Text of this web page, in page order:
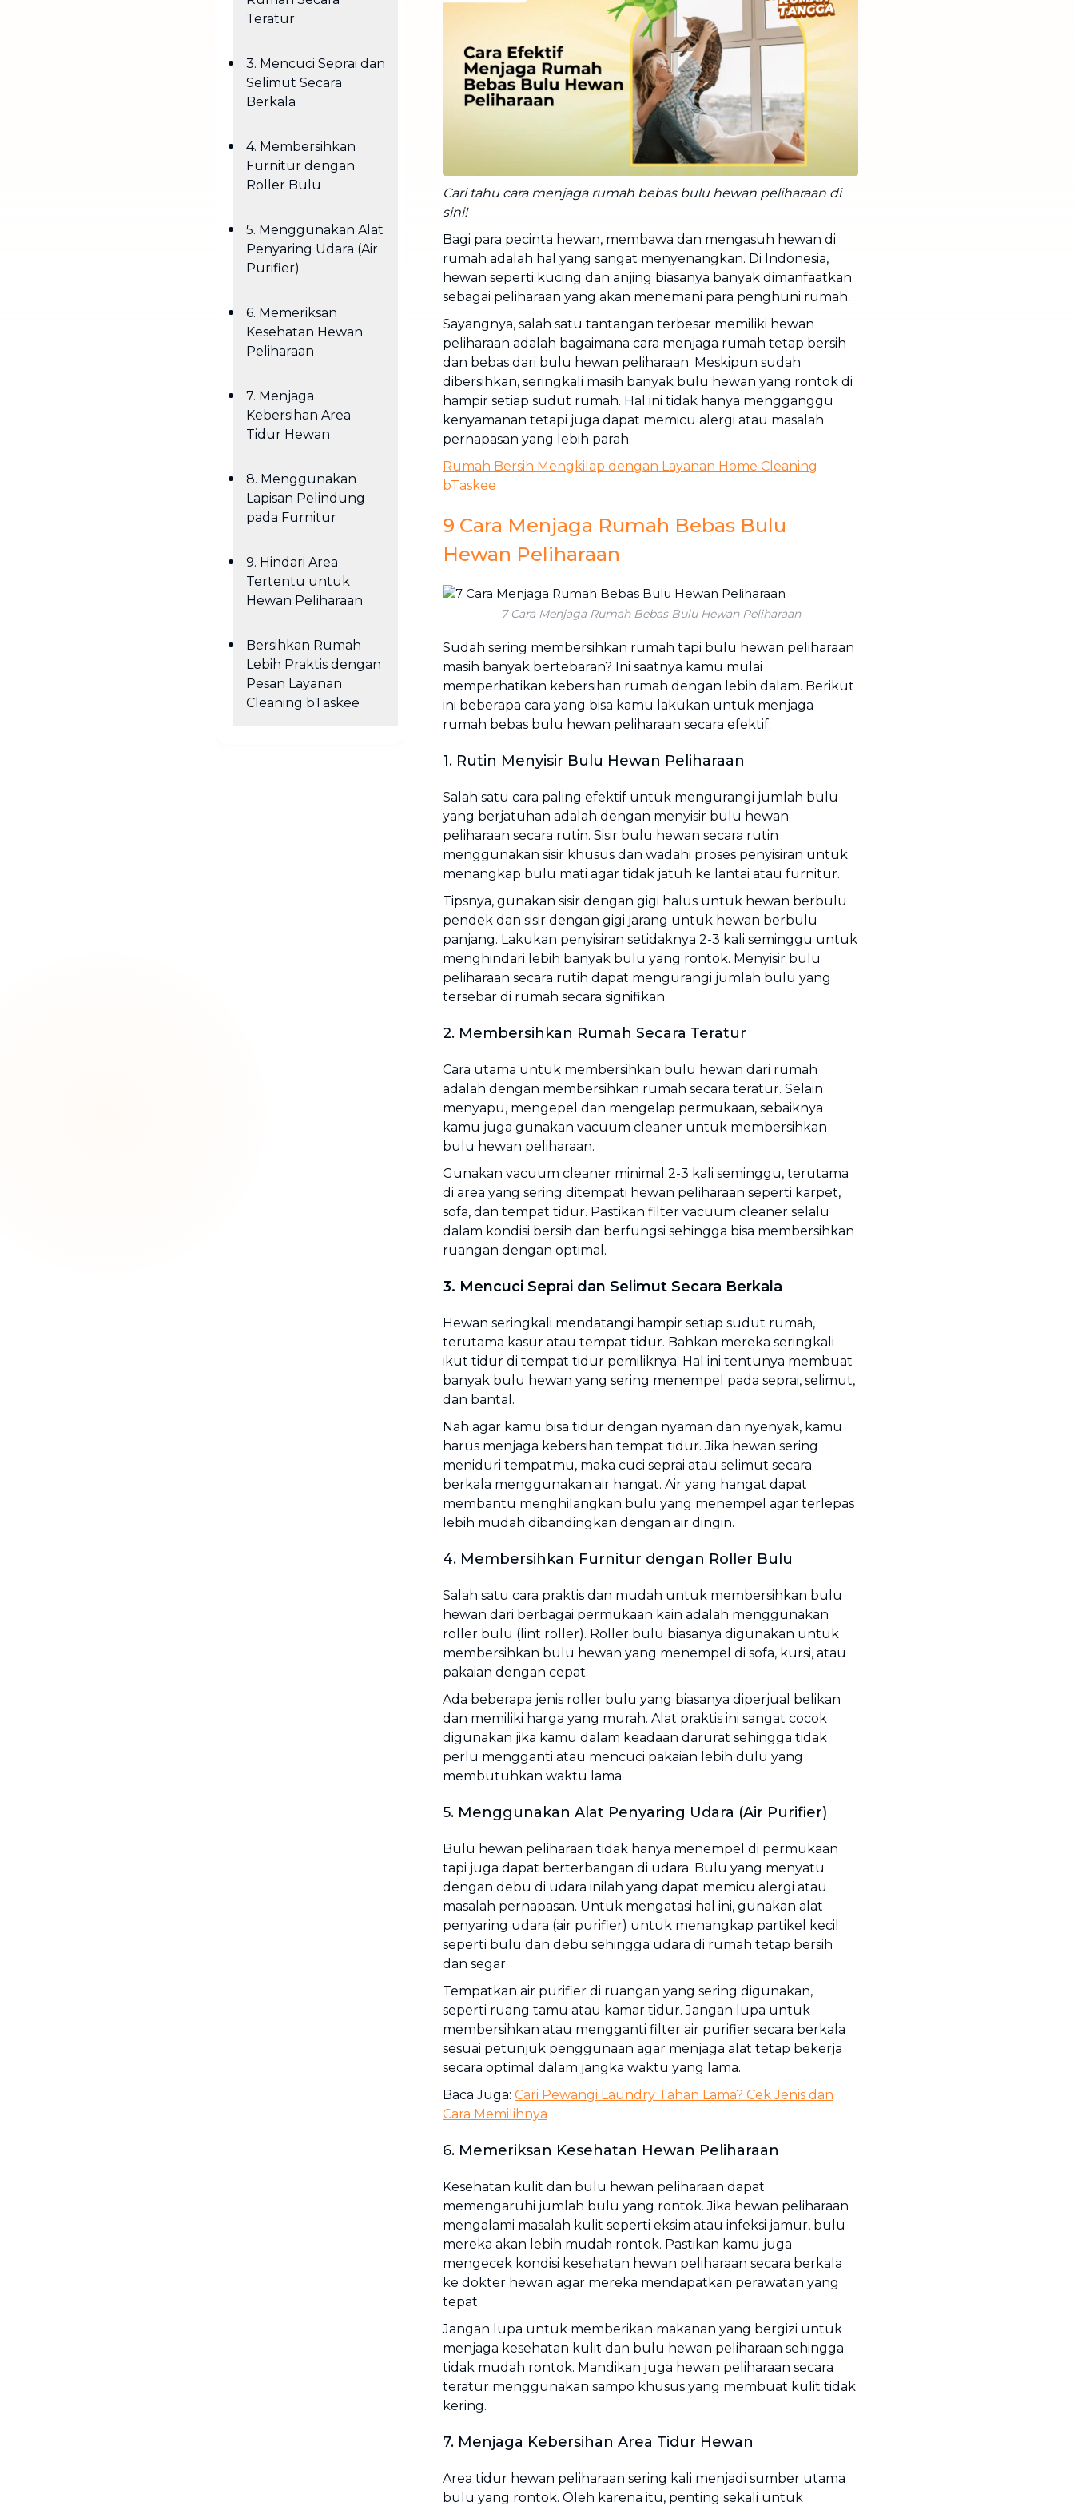
Cuci Sofa & Kasur
Layanan pembersihan sofa, kasur,
gorden, dan karpet profesional
Pindahan Rumah
Layanan pindahan dan relokasi
rumah secara menyeluruh
Teratur
3. Mencuci Seprai dan
Selimut Secara
Berkala
4. Membersihkan
Furnitur dengan
Roller Bulu
5. Menggunakan Alat
Penyaring Udara (Air
Purifier)
6. Memeriksan
Kesehatan Hewan
Peliharaan
7. Menjaga
Kebersihan Area
Tidur Hewan
8. Menggunakan
Lapisan Pelindung
pada Furnitur
9. Hindari Area
Tertentu untuk
Hewan Peliharaan
Bersihkan Rumah
Lebih Praktis dengan
Pesan Layanan
Cleaning bTaskee
Cari tahu cara menjaga rumah bebas bulu hewan peliharaan di
sini!
Bagi para pecinta hewan, membawa dan mengasuh hewan di
rumah adalah hal yang sangat menyenangkan. Di Indonesia,
hewan seperti kucing dan anjing biasanya banyak dimanfaatkan
sebagai peliharaan yang akan menemani para penghuni rumah.
Sayangnya, salah satu tantangan terbesar memiliki hewan
peliharaan adalah bagaimana cara menjaga rumah tetap bersih
dan bebas dari bulu hewan peliharaan. Meskipun sudah
dibersihkan, seringkali masih banyak bulu hewan yang rontok di
hampir setiap sudut rumah. Hal ini tidak hanya mengganggu
kenyamanan tetapi juga dapat memicu alergi atau masalah
pernapasan yang lebih parah.
Rumah Bersih Mengkilap dengan Layanan Home Cleaning
bTaskee
9 Cara Menjaga Rumah Bebas Bulu
Hewan Peliharaan
7 Cara Menjaga Rumah Bebas Bulu Hewan Peliharaan
Sudah sering membersihkan rumah tapi bulu hewan peliharaan
masih banyak bertebaran? Ini saatnya kamu mulai
memperhatikan kebersihan rumah dengan lebih dalam. Berikut
ini beberapa cara yang bisa kamu lakukan untuk menjaga
rumah bebas bulu hewan peliharaan secara efektif:
1. Rutin Menyisir Bulu Hewan Peliharaan
Salah satu cara paling efektif untuk mengurangi jumlah bulu
yang berjatuhan adalah dengan menyisir bulu hewan
peliharaan secara rutin. Sisir bulu hewan secara rutin
menggunakan sisir khusus dan wadahi proses penyisiran untuk
menangkap bulu mati agar tidak jatuh ke lantai atau furnitur.
Tipsnya, gunakan sisir dengan gigi halus untuk hewan berbulu
pendek dan sisir dengan gigi jarang untuk hewan berbulu
panjang. Lakukan penyisiran setidaknya 2-3 kali seminggu untuk
menghindari lebih banyak bulu yang rontok. Menyisir bulu
peliharaan secara rutih dapat mengurangi jumlah bulu yang
tersebar di rumah secara signifikan.
2. Membersihkan Rumah Secara Teratur
Cara utama untuk membersihkan bulu hewan dari rumah
adalah dengan membersihkan rumah secara teratur. Selain
menyapu, mengepel dan mengelap permukaan, sebaiknya
kamu juga gunakan vacuum cleaner untuk membersihkan
bulu hewan peliharaan.
Gunakan vacuum cleaner minimal 2-3 kali seminggu, terutama
di area yang sering ditempati hewan peliharaan seperti karpet,
sofa, dan tempat tidur. Pastikan filter vacuum cleaner selalu
dalam kondisi bersih dan berfungsi sehingga bisa membersihkan
ruangan dengan optimal.
3. Mencuci Seprai dan Selimut Secara Berkala
Hewan seringkali mendatangi hampir setiap sudut rumah,
terutama kasur atau tempat tidur. Bahkan mereka seringkali
ikut tidur di tempat tidur pemiliknya. Hal ini tentunya membuat
banyak bulu hewan yang sering menempel pada seprai, selimut,
dan bantal.
Nah agar kamu bisa tidur dengan nyaman dan nyenyak, kamu
harus menjaga kebersihan tempat tidur. Jika hewan sering
meniduri tempatmu, maka cuci seprai atau selimut secara
berkala menggunakan air hangat. Air yang hangat dapat
membantu menghilangkan bulu yang menempel agar terlepas
lebih mudah dibandingkan dengan air dingin.
4. Membersihkan Furnitur dengan Roller Bulu
Salah satu cara praktis dan mudah untuk membersihkan bulu
hewan dari berbagai permukaan kain adalah menggunakan
roller bulu (lint roller). Roller bulu biasanya digunakan untuk
membersihkan bulu hewan yang menempel di sofa, kursi, atau
pakaian dengan cepat.
Ada beberapa jenis roller bulu yang biasanya diperjual belikan
dan memiliki harga yang murah. Alat praktis ini sangat cocok
digunakan jika kamu dalam keadaan darurat sehingga tidak
perlu mengganti atau mencuci pakaian lebih dulu yang
membutuhkan waktu lama.
5. Menggunakan Alat Penyaring Udara (Air Purifier)
Bulu hewan peliharaan tidak hanya menempel di permukaan
tapi juga dapat berterbangan di udara. Bulu yang menyatu
dengan debu di udara inilah yang dapat memicu alergi atau
masalah pernapasan. Untuk mengatasi hal ini, gunakan alat
penyaring udara (air purifier) untuk menangkap partikel kecil
seperti bulu dan debu sehingga udara di rumah tetap bersih
dan segar.
Tempatkan air purifier di ruangan yang sering digunakan,
seperti ruang tamu atau kamar tidur. Jangan lupa untuk
membersihkan atau mengganti filter air purifier secara berkala
sesuai petunjuk penggunaan agar menjaga alat tetap bekerja
secara optimal dalam jangka waktu yang lama.
Baca Juga: Cari Pewangi Laundry Tahan Lama? Cek Jenis dan
Cara Memilihnya
6. Memeriksan Kesehatan Hewan Peliharaan
Kesehatan kulit dan bulu hewan peliharaan dapat
memengaruhi jumlah bulu yang rontok. Jika hewan peliharaan
mengalami masalah kulit seperti eksim atau infeksi jamur, bulu
mereka akan lebih mudah rontok. Pastikan kamu juga
mengecek kondisi kesehatan hewan peliharaan secara berkala
ke dokter hewan agar mereka mendapatkan perawatan yang
tepat.
Jangan lupa untuk memberikan makanan yang bergizi untuk
menjaga kesehatan kulit dan bulu hewan peliharaan sehingga
tidak mudah rontok. Mandikan juga hewan peliharaan secara
teratur menggunakan sampo khusus yang membuat kulit tidak
kering.
7. Menjaga Kebersihan Area Tidur Hewan
Area tidur hewan peliharaan sering kali menjadi sumber utama
bulu yang rontok. Oleh karena itu, penting sekali untuk